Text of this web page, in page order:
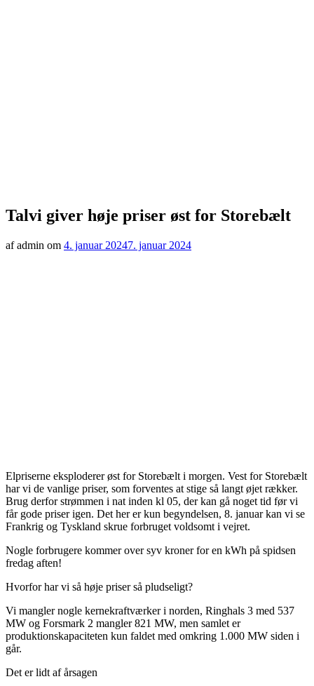
Talvi giver høje priser øst for Storebælt
af admin om 4. januar 20247. januar 2024
Elpriserne eksploderer øst for Storebælt i morgen. Vest for Storebælt
har vi de vanlige priser, som forventes at stige så langt øjet rækker.
Brug derfor strømmen i nat inden kl 05, der kan gå noget tid før vi
får gode priser igen. Det her er kun begyndelsen, 8. januar kan vi se
Frankrig og Tyskland skrue forbruget voldsomt i vejret.
Nogle forbrugere kommer over syv kroner for en kWh på spidsen
fredag aften!
Hvorfor har vi så høje priser så pludseligt?
Vi mangler nogle kernekraftværker i norden, Ringhals 3 med 537
MW og Forsmark 2 mangler 821 MW, men samlet er
produktionskapaciteten kun faldet med omkring 1.000 MW siden i
går.
Det er lidt af årsagen